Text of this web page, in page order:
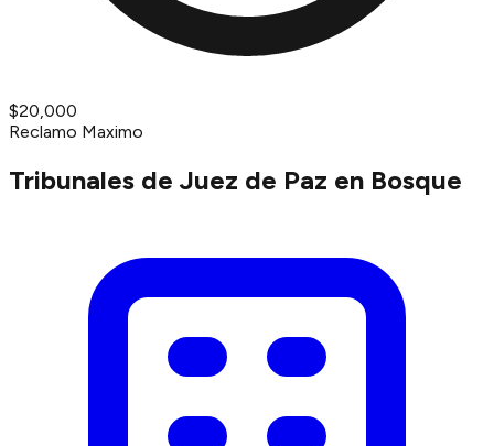
$20,000
Reclamo Maximo
Tribunales de Juez de Paz en Bosque